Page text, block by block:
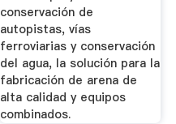
conservación de
autopistas, vías
ferroviarias y conservación
del agua, la solución para la
fabricación de arena de
alta calidad y equipos
combinados.